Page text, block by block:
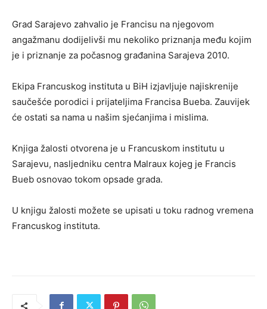
Grad Sarajevo zahvalio je Francisu na njegovom
angažmanu dodijelivši mu nekoliko priznanja među kojim
je i priznanje za počasnog građanina Sarajeva 2010.
Ekipa Francuskog instituta u BiH izjavljuje najiskrenije
saučešće porodici i prijateljima Francisa Bueba. Zauvijek
će ostati sa nama u našim sjećanjima i mislima.
Knjiga žalosti otvorena je u Francuskom institutu u
Sarajevu, nasljedniku centra Malraux kojeg je Francis
Bueb osnovao tokom opsade grada.
U knjigu žalosti možete se upisati u toku radnog vremena
Francuskog instituta.